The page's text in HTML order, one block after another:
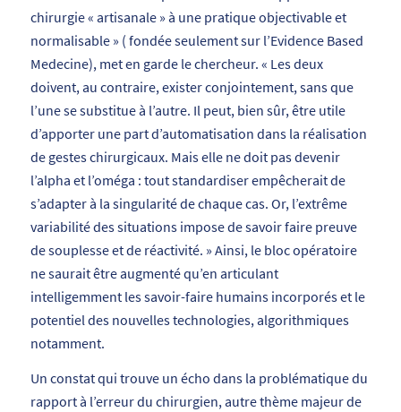
chirurgie « artisanale » à une pratique objectivable et
normalisable» ( fondée seulement sur l’Evidence Based
Medecine), met en garde le chercheur. « Les deux
doivent, au contraire, exister conjointement, sans que
l’une se substitue à l’autre. Il peut, bien sûr, être utile
d’apporter une part d’automatisation dans la réalisation
de gestes chirurgicaux. Mais elle ne doit pas devenir
l’alpha et l’oméga : tout standardiser empêcherait de
s’adapter à la singularité de chaque cas. Or, l’extrême
variabilité des situations impose de savoir faire preuve
de souplesse et de réactivité. » Ainsi, le bloc opératoire
ne saurait être augmenté qu’en articulant
intelligemment les savoir-faire humains incorporés et le
potentiel des nouvelles technologies, algorithmiques
notamment.
Un constat qui trouve un écho dans la problématique du
rapport à l’erreur du chirurgien, autre thème majeur de